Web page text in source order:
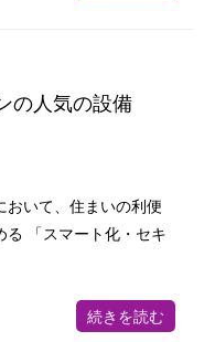
の人気の設備
おいて、住まいの利便
る 「スマート化・セキ
続きを読む